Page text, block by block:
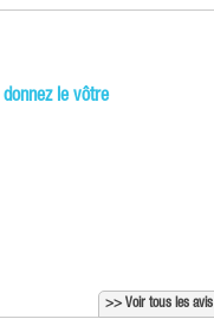
donnez le vôtre
>> Voir tous les avis